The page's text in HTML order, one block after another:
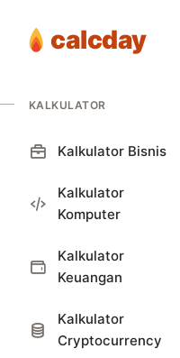
calcday
KALKULATOR
Kalkulator Bisnis
Kalkulator
Komputer
Kalkulator
Keuangan
Kalkulator
Cryptocurrency